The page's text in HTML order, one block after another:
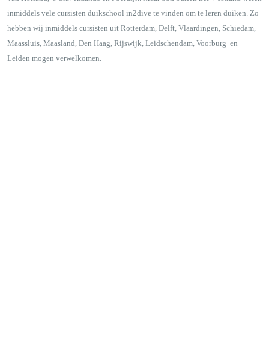
inmiddels vele cursisten duikschool in2dive te vinden om te leren duiken. Zo
hebben wij inmiddels cursisten uit Rotterdam, Delft, Vlaardingen, Schiedam,
Maassluis, Maasland, Den Haag, Rijswijk, Leidschendam, Voorburg en
Leiden mogen verwelkomen.